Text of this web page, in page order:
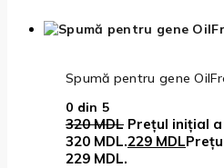
Spumă pentru gene
0 din 5
320MDL Prețul inițial
320 MDL.229 MDL
229 MDL.